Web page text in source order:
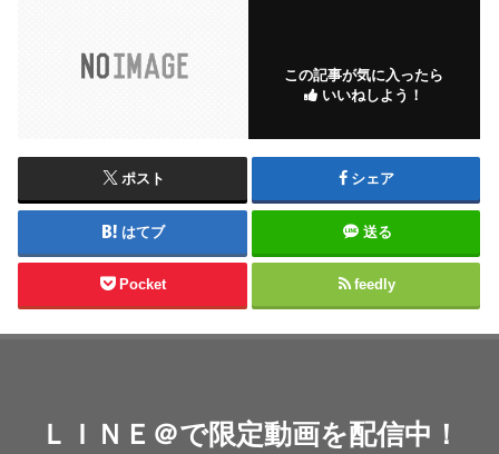
この記事が気に入ったら
いいねしよう！
ポスト シェア
はてブ 送る
Pocket feedly
ＬＩＮＥ＠で限定動画を配信中！